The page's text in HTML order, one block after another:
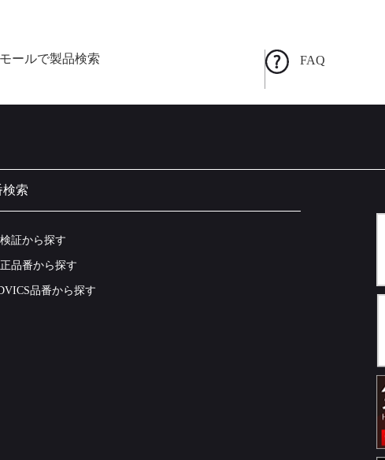
ールで製品検索 FAQ
検索
検証から探す
正品番から探す
品番から探す